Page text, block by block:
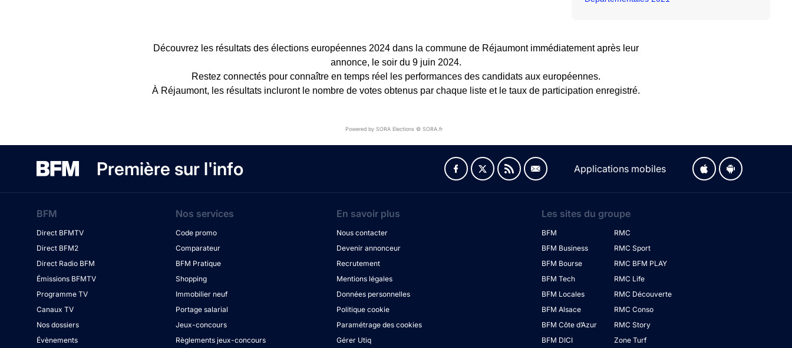
Découvrez les résultats des élections européennes 2024 dans la commune de Réjaumont immédiatement après leur
annonce, le soir du 9 juin 2024.
Restez connectés pour connaître en temps réel les performances des candidats aux européennes.
À Réjaumont, les résultats incluront le nombre de votes obtenus par chaque liste et le taux de participation enregistré.
Powered by SORA Elections © SORA.fr
Première sur l'info Applications mobiles
BFM
Direct BFMTV
Direct BFM2
Direct Radio BFM
Émissions BFMTV
Programme TV
Canaux TV
Nos dossiers
Évènements
Nos services
Code promo
Comparateur
BFM Pratique
Shopping
Immobilier neuf
Portage salarial
Jeux-concours
Règlements jeux-concours
En savoir plus
Nous contacter
Devenir annonceur
Recrutement
Mentions légales
Données personnelles
Politique cookie
Paramétrage des cookies
Gérer Utiq
Les sites du groupe
BFM
BFM Business
BFM Bourse
BFM Tech
BFM Locales
BFM Alsace
BFM Côte d’Azur
BFM DICI
RMC
RMC Sport
RMC BFM PLAY
RMC Life
RMC Découverte
RMC Conso
RMC Story
Zone Turf